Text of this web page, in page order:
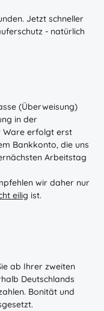
Jetzt schneller
- natürlich
(Überweisung)
in der
Ware erfolgt erst
Bankkonto, die uns
Arbeitstag
wir daher nur
eilig ist.
ab Ihrer zweiten
Deutschlands
Bonität und